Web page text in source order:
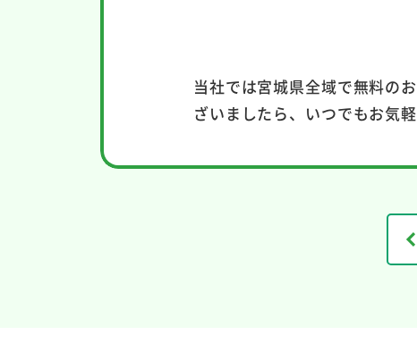
当社では宮城県全域で無料の
ざいましたら、いつでもお気